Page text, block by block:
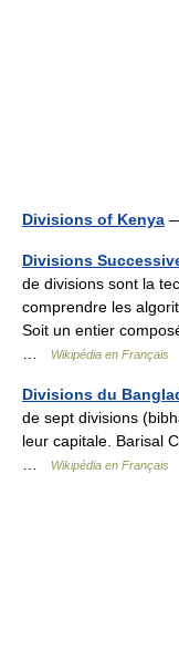
Divisions of Kenya
Divisions
de divisions sont la
comprendre les
Soit un entier
Wikipédia en Français
Divisions du
de sept divisions
leur capitale. Barisal
Wikipédia en Français